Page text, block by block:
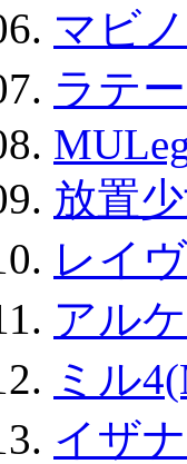
マビ
ラテ
放置
レイ
アル
ミル
イザ